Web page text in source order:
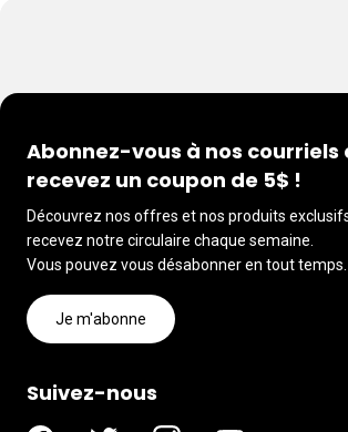
Abonnez-vous à nos courriels
recevez un coupon de 5$ !
Découvrez nos offres et nos produits
recevez notre circulaire chaque semaine.
Vous pouvez vous désabonner en tout temps.
Je m'abonne
Suivez-nous